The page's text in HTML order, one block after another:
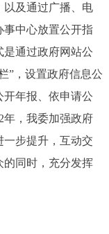
以及通过广播、电
中心放置公开指
通过政府网站公
”，设置政府信息公
年报、依申请公
年，我委加强政府
一步提升，互动交
的同时，充分发挥